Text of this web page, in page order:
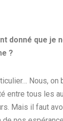
donné que je
?
Nous,
entre tous les
Mais il faut